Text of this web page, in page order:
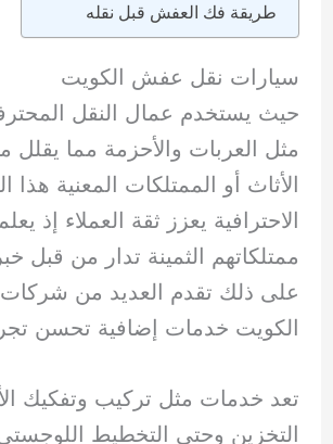
طريقة فك العفش قبل نقله
سيارات نقل عفش الكويت
حيث يستخدم عمال النقل
مثل العربات والأحزمة مما
الأثاث أو الممتلكات المعنية
الاحترافية يعزز ثقة العملاء إذ
ممتلكاتهم الثمينة تدار من قبل
على ذلك تقدم العديد من
الكويت خدمات إضافية تحسن
تعد خدمات مثل تركيب وتفكيك
التخزين وحتى التخطيط